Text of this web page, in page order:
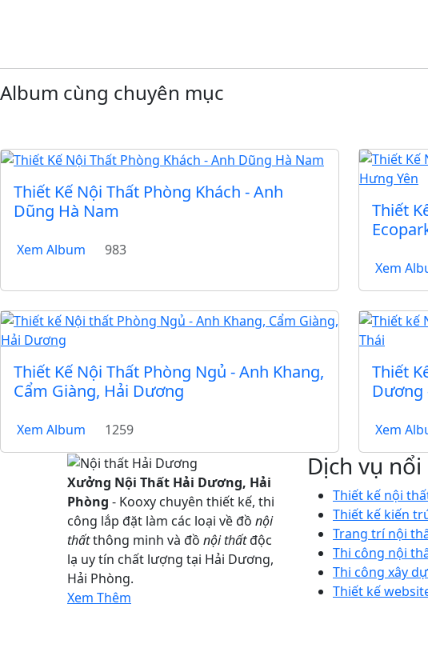
Album cùng chuyên mục
Thiết Kế Nội Thất Phòng Khách - Anh
Dũng Hà Nam
Xem Album 983
Thiết
Xem
Thiết Kế Nội Thất Phòng Ngủ - Anh Khang,
Cẩm Giàng, Hải Dương
Xem Album 1259
Thiết
Dương
Xem
Xưởng Nội Thất Hải Dương, Hải
Phòng - Kooxy chuyên thiết kế, thi
công lắp đặt làm các loại về đồ nội
thấtthông minh và đồ nội thấtđộc
lạ uy tín chất lượng tại Hải Dương,
Hải Phòng.
Xem Thêm
Dịch vụ
Thiết kế nội
Thiết kế kiến
Trang trí nội
Thi công nội
Thi công xây
Thiết kế